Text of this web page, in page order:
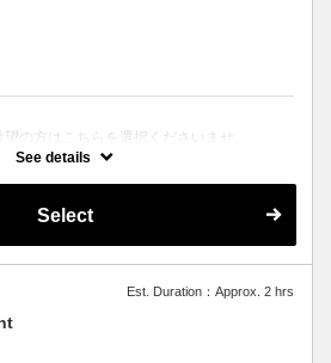
の方はこちらを選択くださいませ。
す。
2200
See details
Select
Est. Duration：Approx. 2 hrs